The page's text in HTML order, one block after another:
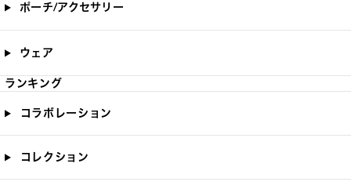
ポーチ/アクセサリー
ウェア
ランキング
コラボレーション
コレクション